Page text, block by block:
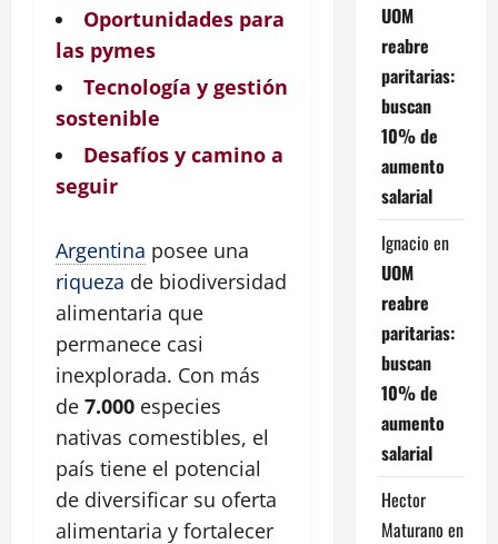
Oportunidades para
las pymes
Tecnología y gestión
sostenible
Desafíos y camino a
seguir
Argentina posee una
riqueza de biodiversidad
alimentaria que
permanece casi
inexplorada. Con más
de 7.000 especies
nativas comestibles, el
país tiene el potencial
de diversificar su oferta
alimentaria y fortalecer
UOM
reabre
paritarias:
buscan
10% de
aumento
salarial
Ignacio en
UOM
reabre
paritarias:
buscan
10% de
aumento
salarial
Hector
Maturano en